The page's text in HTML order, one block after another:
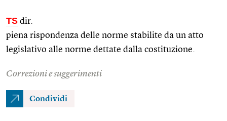
TS dir.
piena rispondenza delle norme stabilite da un atto
legislativo alle norme dettate dalla costituzione.
Correzioni e suggerimenti
Condividi